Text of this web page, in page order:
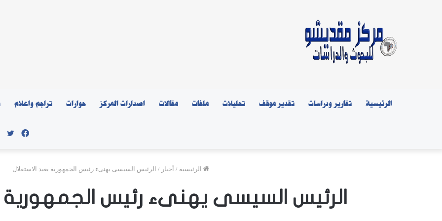
الرئيسية تقارير ودراسات تقدير موقف تحليلات ملفات مقالات اصدارات المركز حوارات تراجم واعلام
الرئيسية / أخبار / الرئيس السيسى يهنىء رئيس الجمهورية بعيد الاستقلال
الرئيس السيسى يهنىء رئيس الجمهورية